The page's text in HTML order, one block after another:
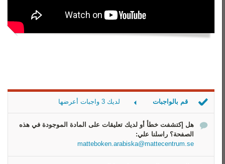
قم بالواجبات لديك 3 واجبات أعرضها
كم مرة أكبر
أكتب في صيغة علمية
مساواة
هل إكتشفت خطأ أو لديك تعليقات على المادة الموجودة في هذه
الصفحة؟ راسلنا علي:
matteboken.arabiska@mattecentrum.se